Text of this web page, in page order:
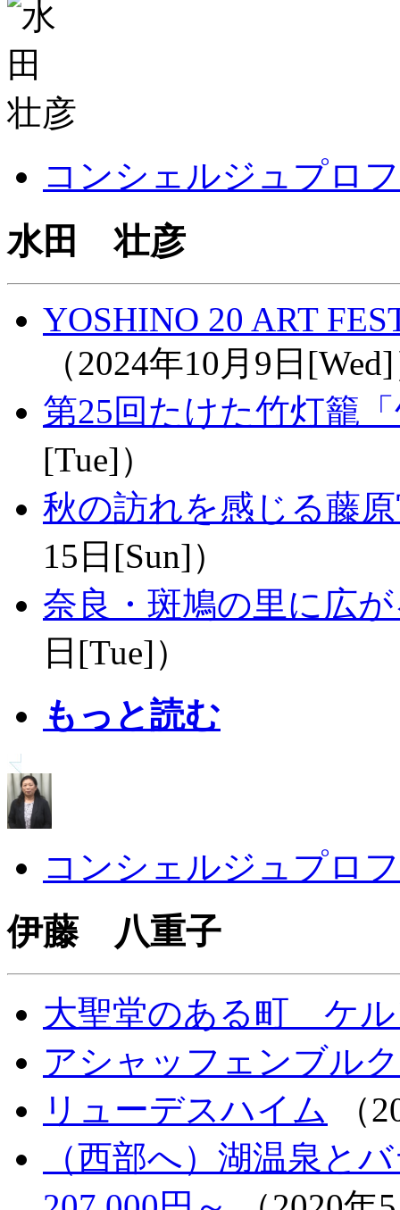
コンシェルジュプロ
水田 壮彦
YOSHINO 20 ART
（2024年10月9日
第25回たけた竹灯籠
[Tue]）
秋の訪れを感じる藤
15日[Sun]）
奈良・斑鳩の里に広
日[Tue]）
もっと読む
コンシェルジュプロ
伊藤 八重子
大聖堂のある町 ケ
アシャッフェンブルク
リューデスハイム （
（西部へ）湖温泉